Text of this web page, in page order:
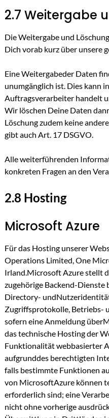
2.7 Weitergabe
Die Weitergabe und
Dich vorab kurz über unsere
Eine Weitergabeder Daten
unumgänglich ist. Dies kann
Auftragsverarbeiter handelt
Wir löschen Deine Daten
Löschung zudem keine
gibt auch Art. 17 DSGVO.
Alle weiterführenden
konkreten Fragen an den
2.8 Hosting
Microsoft Azure
Für das Hosting unserer
Operations Limited, One
Irland.Microsoft Azure stellt
zugehörige Backend-
Directory-
Zugriffsprotokolle, Betriebs-
sofern eine Anmeldung
das technische Hosting der
Funktionalität webbasierter
aufgrunddes berechtigten
falls bestimmte Funktionen
von MicrosoftAzure können
erforderlich sind; eine
nicht ohne vorherige